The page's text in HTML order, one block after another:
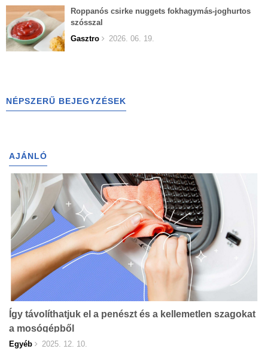
Roppanós csirke nuggets fokhagymás-joghurtos
szósszal
Gasztro
2026. 06. 19.
NÉPSZERŰ BEJEGYZÉSEK
AJÁNLÓ
Így távolíthatjuk el a penészt és a kellemetlen szagokat
a mosógépből
Egyéb 2025. 12. 10.